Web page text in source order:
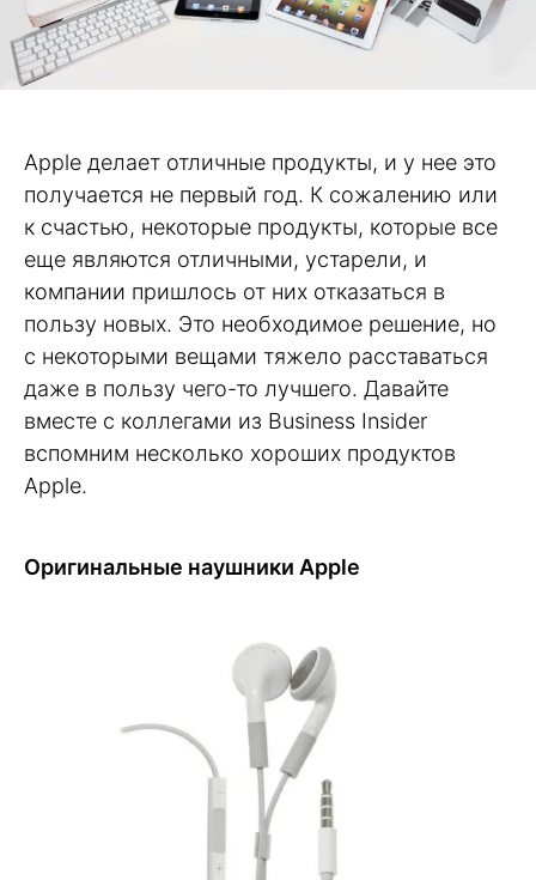
Apple делает отличные продукты, и у нее это
получается не первый год. К сожалению или
к счастью, некоторые продукты, которые все
еще являются отличными, устарели, и
компании пришлось от них отказаться в
пользу новых. Это необходимое решение, но
с некоторыми вещами тяжело расставаться
даже в пользу чего-то лучшего. Давайте
вместе с коллегами из Business Insider
вспомним несколько хороших продуктов
Apple.
Оригинальные наушники Apple